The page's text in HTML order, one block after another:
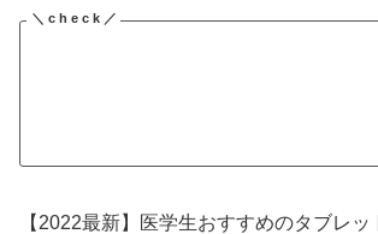
【2022最新】医学生おすすめのタブレ